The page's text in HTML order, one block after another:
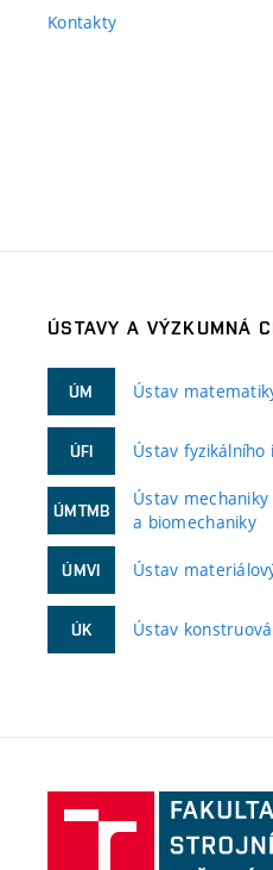
Kontakty
ÚSTAVY A VÝZKUMNÁ
ÚM Ústav
ÚFI Ústav fyzikálního
ÚMTMB
Ústav
a biomechaniky
ÚMVI Ústav
ÚK Ústav